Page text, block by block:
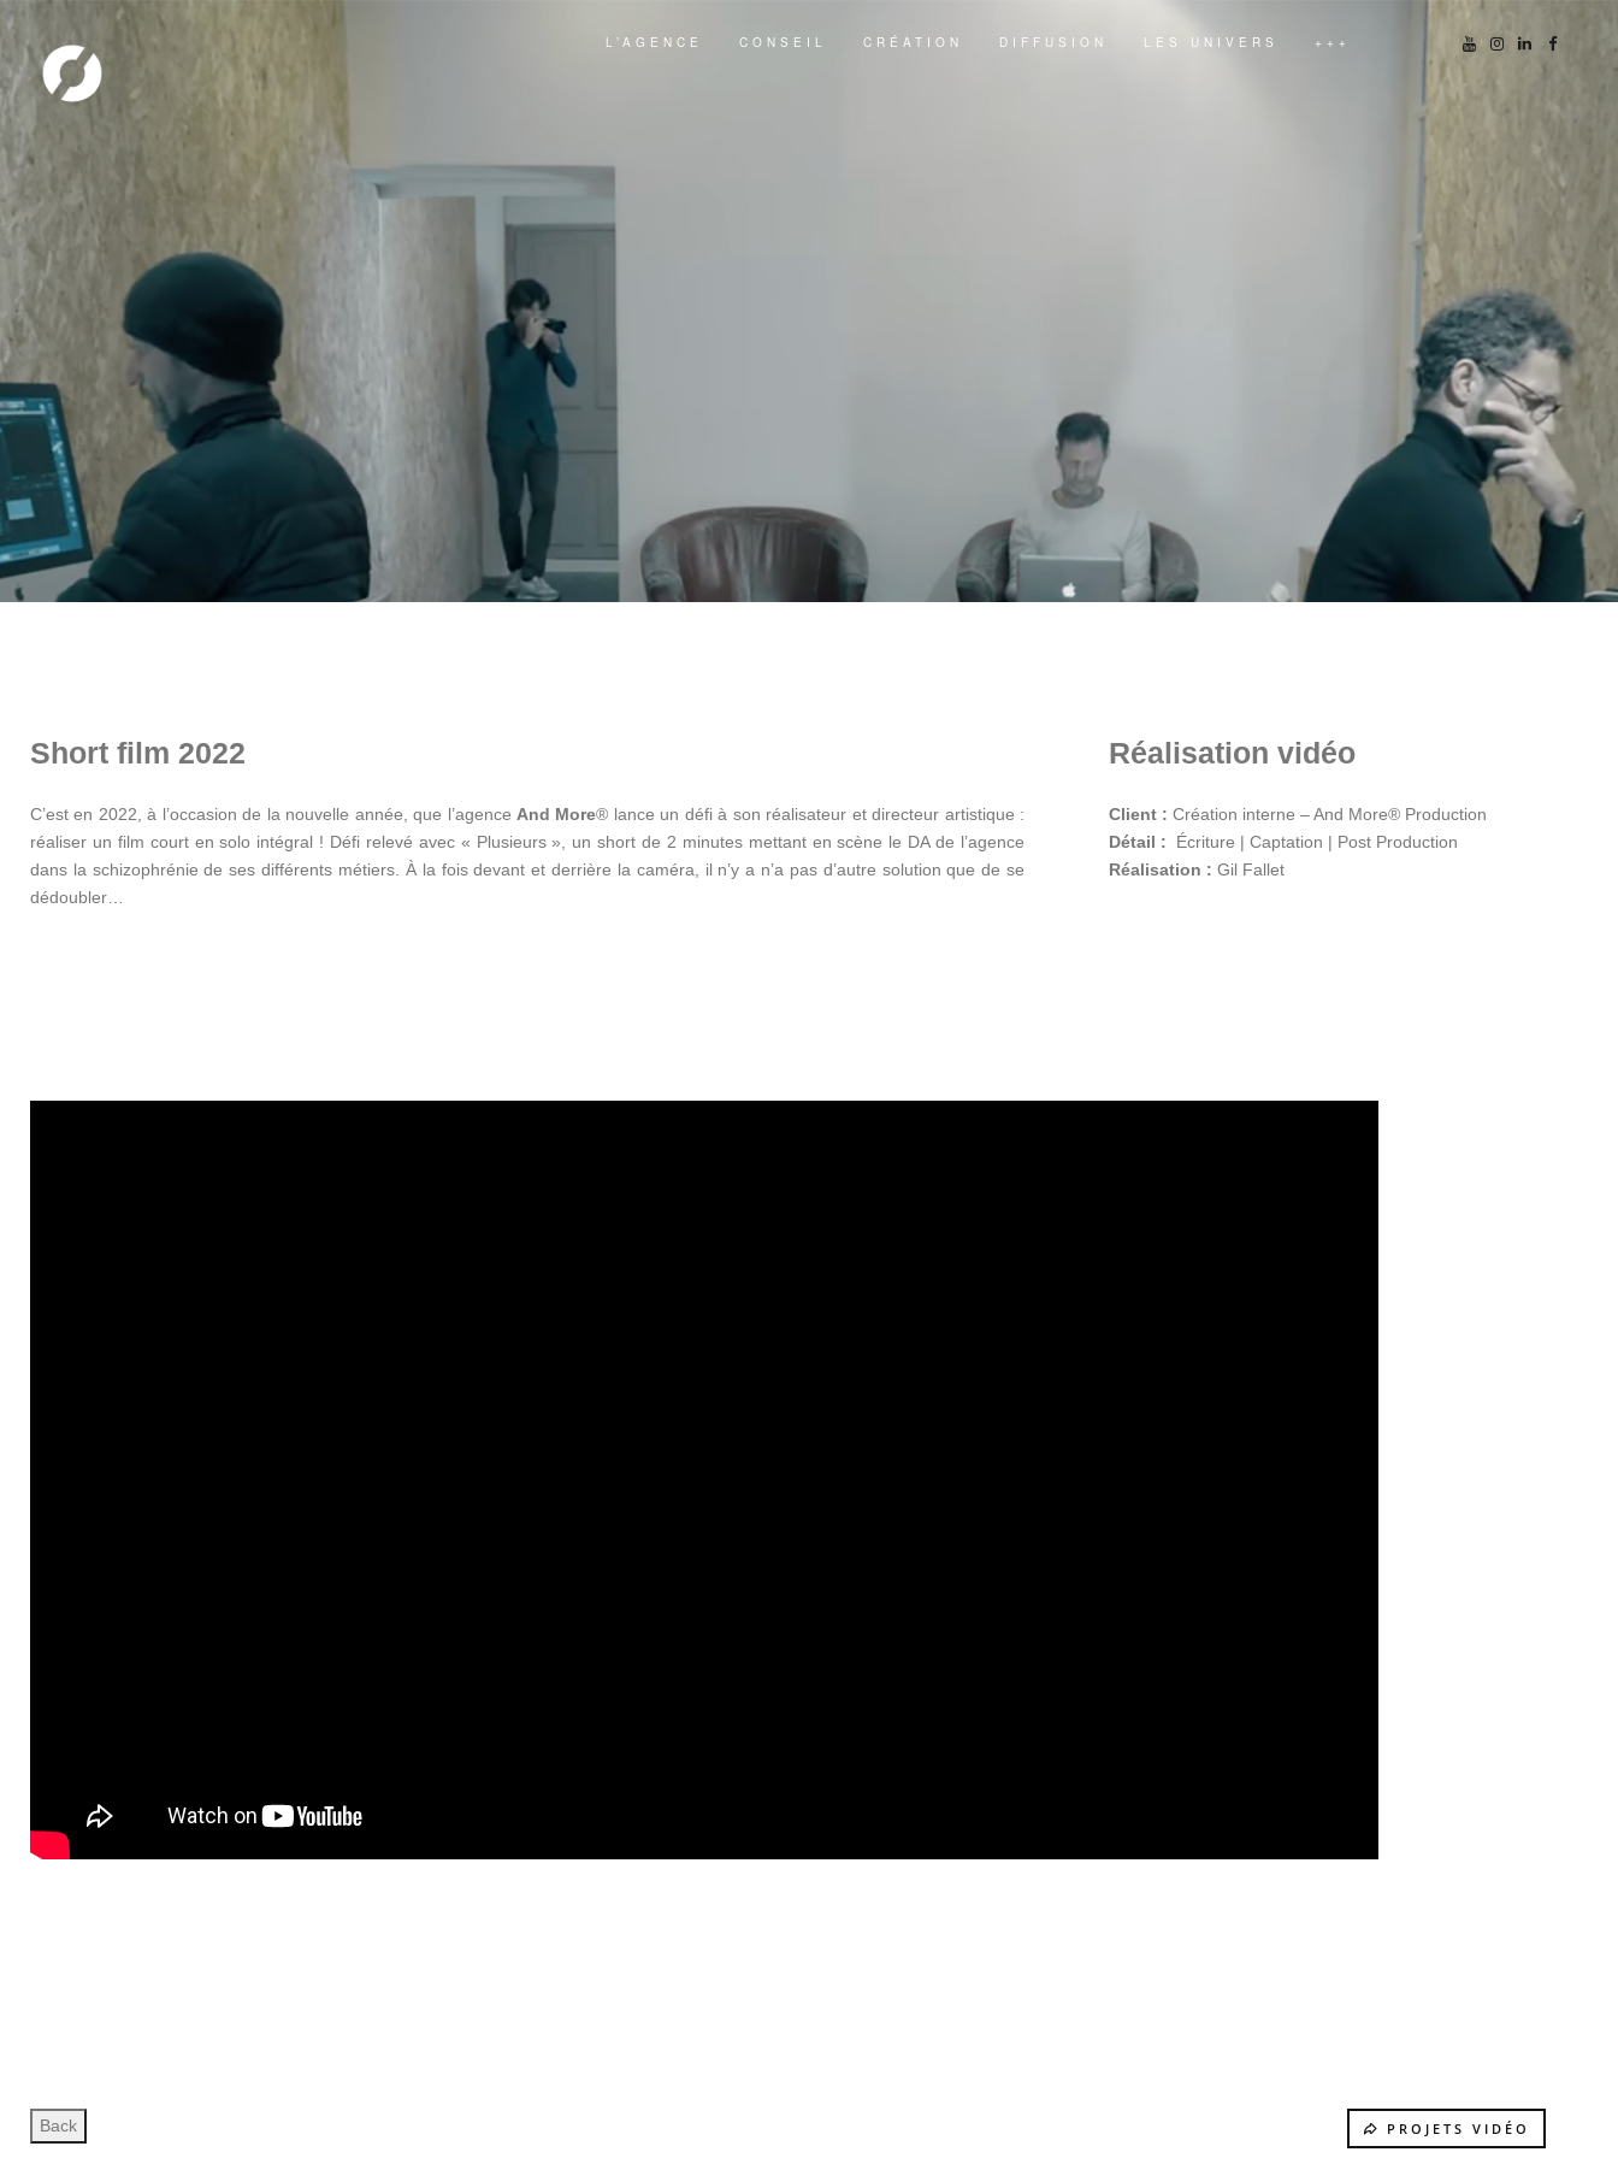
L’AGENCE CONSEIL CRÉATION DIFFUSION LES UNIVERS +++
Short film 2022
C’est en 2022, à l’occasion de la nouvelle année, que l’agence And More® lance un défi à son réalisateur et directeur artistique :
réaliser un film court en solo intégral ! Défi relevé avec « Plusieurs », un short de 2 minutes mettant en scène le DA de l’agence
dans la schizophrénie de ses différents métiers. À la fois devant et derrière la caméra, il n’y a n’a pas d’autre solution que de se
dédoubler…
Réalisation vidéo
Client : Création interne – And More® Production
Détail : Écriture | Captation | Post Production
Réalisation : Gil Fallet
PROJETS VIDÉO